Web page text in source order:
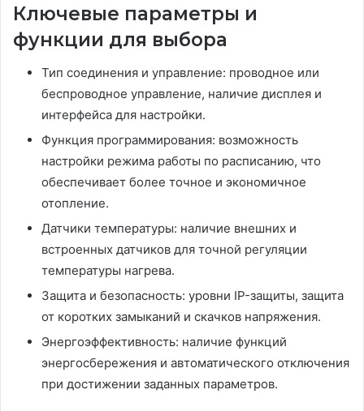
Ключевые параметры и
функции для выбора
Тип соединения и управление: проводное или
беспроводное управление, наличие дисплея и
интерфейса для настройки.
Функция программирования: возможность
настройки режима работы по расписанию, что
обеспечивает более точное и экономичное
отопление.
Датчики температуры: наличие внешних и
встроенных датчиков для точной регуляции
температуры нагрева.
Защита и безопасность: уровни IP-защиты, защита
от коротких замыканий и скачков напряжения.
Энергоэффективность: наличие функций
энергосбережения и автоматического отключения
при достижении заданных параметров.